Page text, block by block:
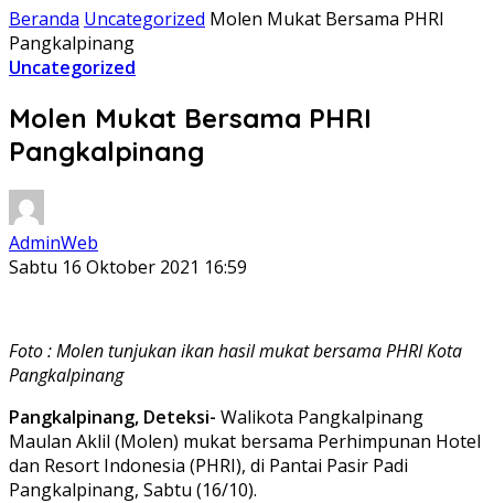
Beranda Uncategorized Molen Mukat Bersama PHRI
Pangkalpinang
Uncategorized
Molen Mukat Bersama PHRI
Pangkalpinang
AdminWeb
Sabtu 16 Oktober 2021 16:59
Foto : Molen tunjukan ikan hasil mukat bersama PHRI Kota
Pangkalpinang
Pangkalpinang, Deteksi- Walikota Pangkalpinang
Maulan Aklil (Molen) mukat bersama Perhimpunan Hotel
dan Resort Indonesia (PHRI), di Pantai Pasir Padi
Pangkalpinang, Sabtu (16/10).